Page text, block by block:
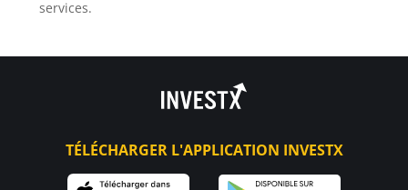
services.
TÉLÉCHARGER L'APPLICATION INVESTX